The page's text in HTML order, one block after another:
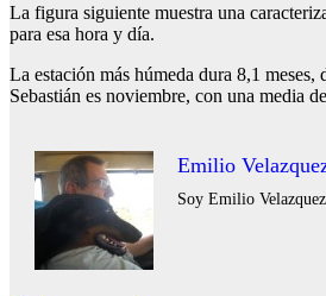
La figura siguiente muestra una
para esa hora y día.
La estación más húmeda dura 8,1
Sebastián es noviembre, con una media
Emilio
Soy Emilio